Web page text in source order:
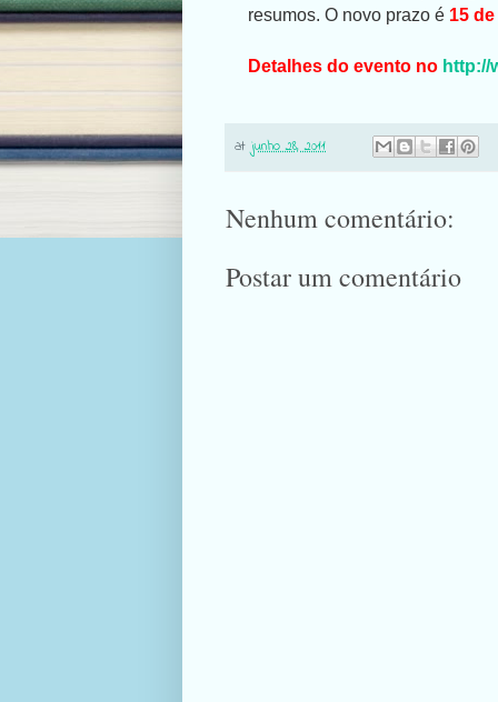
resumos. O novo prazo é 15
Detalhes do evento no http://
atjunho 28, 2011
Nenhum comentário:
Postar um comentário